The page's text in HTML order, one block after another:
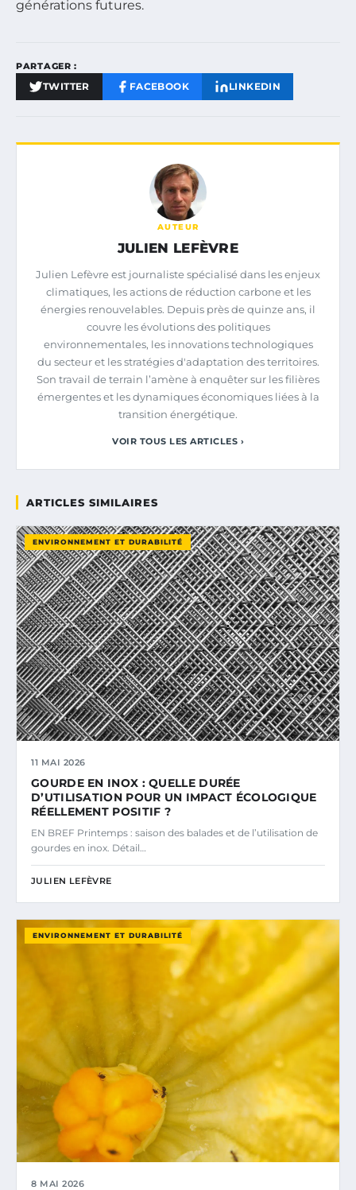
générations futures.
PARTAGER :
TWITTER FACEBOOK LINKEDIN
AUTEUR
JULIEN LEFÈVRE
Julien Lefèvre est journaliste spécialisé dans les enjeux
climatiques, les actions de réduction carbone et les
énergies renouvelables. Depuis près de quinze ans, il
couvre les évolutions des politiques
environnementales, les innovations technologiques
du secteur et les stratégies d'adaptation des territoires.
Son travail de terrain l’amène à enquêter sur les filières
émergentes et les dynamiques économiques liées à la
transition énergétique.
VOIR TOUS LES ARTICLES ›
ARTICLES SIMILAIRES
ENVIRONNEMENT ET DURABILITÉ
11 MAI 2026
GOURDE EN INOX : QUELLE DURÉE
D’UTILISATION POUR UN IMPACT ÉCOLOGIQUE
RÉELLEMENT POSITIF ?
EN BREF Printemps : saison des balades et de l’utilisation de
gourdes en inox. Détail…
JULIEN LEFÈVRE
ENVIRONNEMENT ET DURABILITÉ
8 MAI 2026